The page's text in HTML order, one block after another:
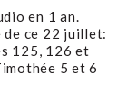
en 1 an.
de ce 22 juillet:
125, 126 et
5 et 6